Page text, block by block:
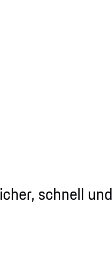
schnell